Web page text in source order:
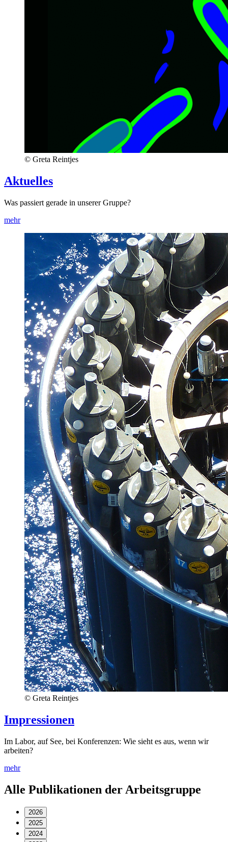
© Greta Reintjes
Aktuelles
Was passiert gerade in unserer Gruppe?
mehr
© Greta Reintjes
Impressionen
Im Labor, auf See, bei Konferenzen: Wie sieht es aus, wenn wir
arbeiten?
mehr
Alle Publikationen der Arbeitsgruppe
2026
2025
2024